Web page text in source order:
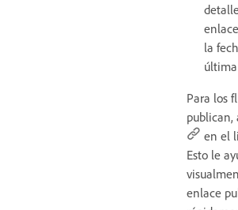
la
Para los
publican,
en el
Esto le
enlace